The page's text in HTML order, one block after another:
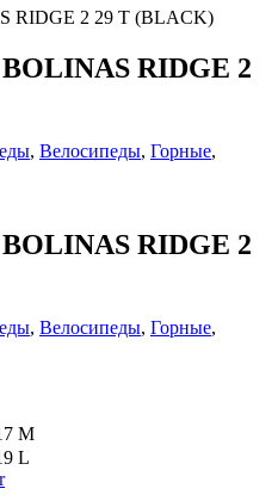
RIDGE 2 29 T (BLACK)
RIDGE 2
, Велосипеды, Горные,
RIDGE 2
, Велосипеды, Горные,
M
L